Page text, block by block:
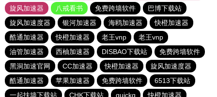
旋风加速器
八戒看书 免费跨墙软件
巴博下载站
旋风加速度器
银河加速器 海鸥加速器
快橙加速器
酷通加速器
快橙加速器 老王vnp
老王vnp
油管加速器
西柚加速器 DISBAO下载站
免费跨墙软件
黑洞加速官网
CC加速器 快橙加速器
旋风加速度器
酷通加速器
苹果加速器 免费跨墙软件
6513下载站
一起扶墙下载站
CHK下载站 quickq 快橙加速器